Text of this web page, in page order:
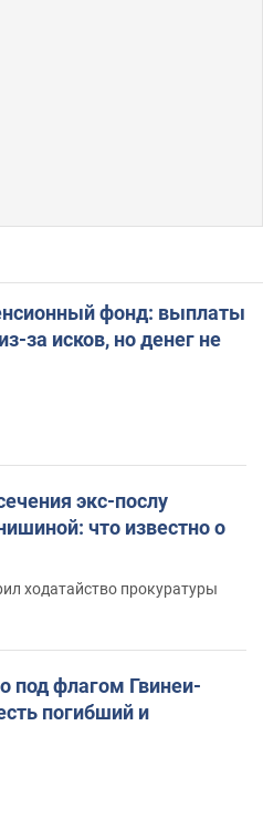
фонд: выплаты
за исков, но денег не
экс-послу
что известно о
ходатайство прокуратуры
под флагом Гвинеи-
погибший и